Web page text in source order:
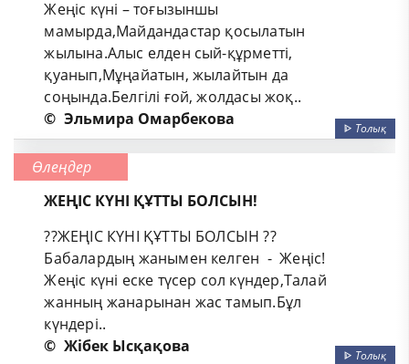
Жеңіс күні – тоғызыншы
мамырда,Майдандастар қосылатын
жылына.Алыс елден сый-құрметті,
қуанып,Мұңайатын, жылайтын да
соңында.Белгілі ғой, жолдасы жоқ..
©Эльмира Омарбекова ᐈ Толық
Өлеңдер
ЖЕҢІС КҮНІ ҚҰТТЫ БОЛСЫН!
??ЖЕҢІС КҮНІ ҚҰТТЫ БОЛСЫН ??
Бабалардың жанымен келген - Жеңіс!
Жеңіс күні еске түсер сол күндер,Талай
жанның жанарынан жас тамып.Бұл
күндері..
©Жібек Ысқақова ᐈ Толық